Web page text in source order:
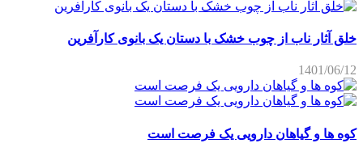
خلق آثار ناب از چوب خشک با دستان یک بانوی کارآفرین
1401/06/12
کوه ها و گیاهان دارویی یک فرصت است